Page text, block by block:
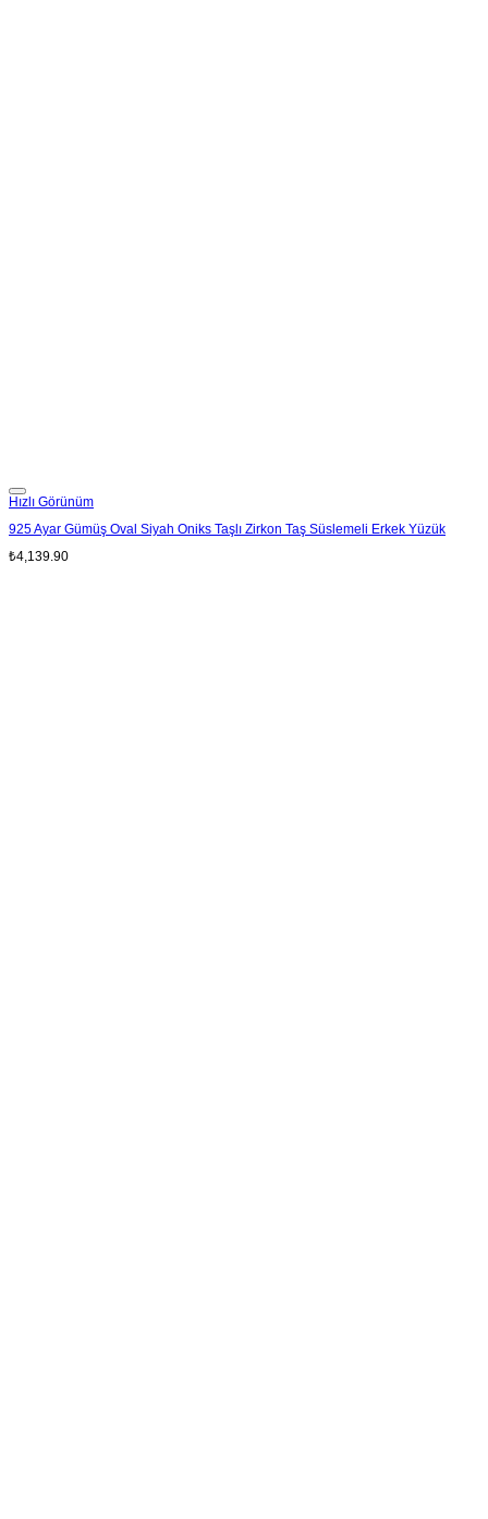
Hızlı Görünüm
925 Ayar Gümüş Oval Siyah Oniks Taşlı Zirkon Taş Süslemeli Erkek Yüzük
₺4,139.90